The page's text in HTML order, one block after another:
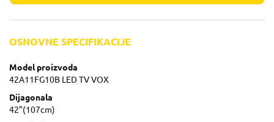
OSNOVNE SPECIFIKACIJE
Model proizvoda
42A11FG10B LED TV VOX
Dijagonala
42"(107cm)